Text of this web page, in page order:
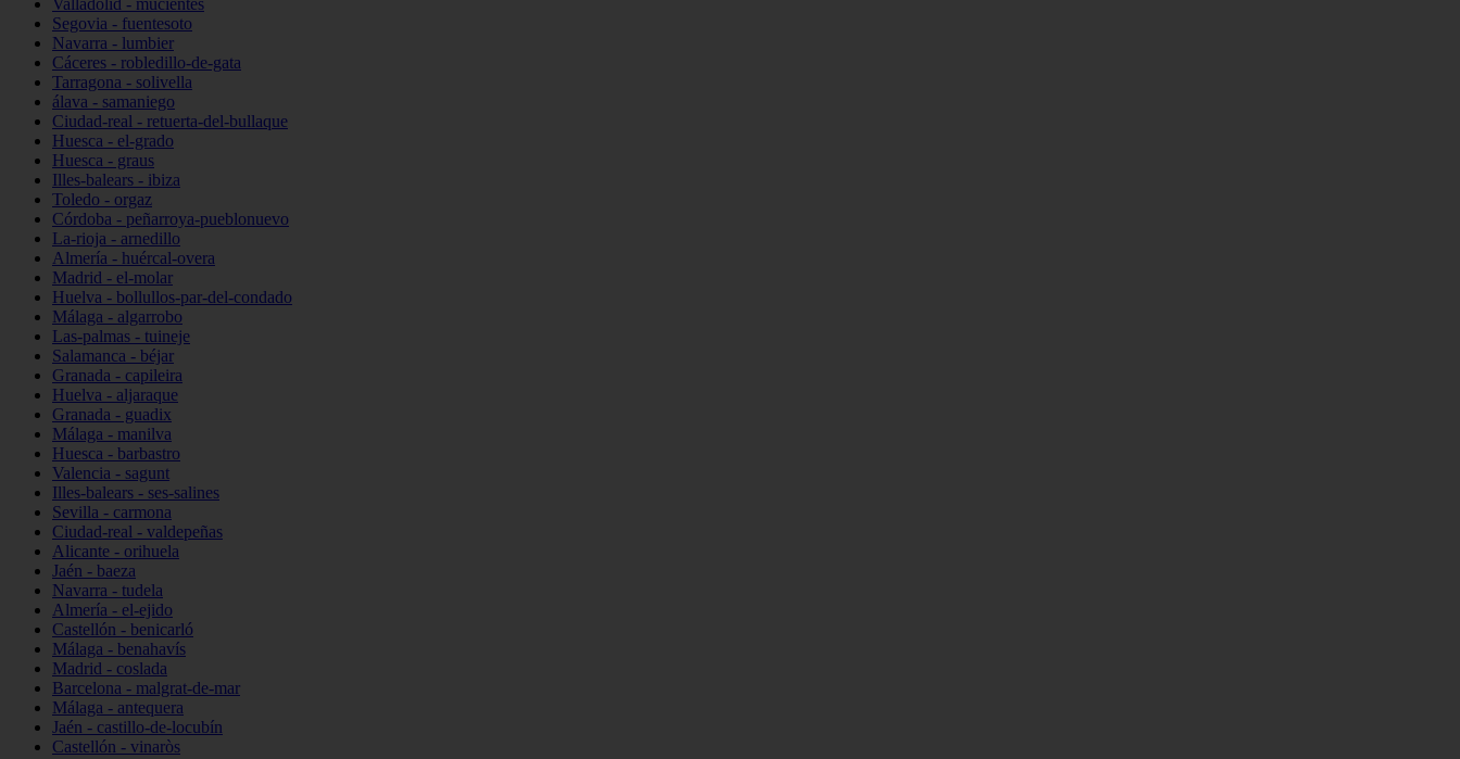
Valladolid - mucientes
Segovia - fuentesoto
Navarra - lumbier
Cáceres - robledillo-de-gata
Tarragona - solivella
álava - samaniego
Ciudad-real - retuerta-del-bullaque
Huesca - el-grado
Huesca - graus
Illes-balears - ibiza
Toledo - orgaz
Córdoba - peñarroya-pueblonuevo
La-rioja - arnedillo
Almería - huércal-overa
Madrid - el-molar
Huelva - bollullos-par-del-condado
Málaga - algarrobo
Las-palmas - tuineje
Salamanca - béjar
Granada - capileira
Huelva - aljaraque
Granada - guadix
Málaga - manilva
Huesca - barbastro
Valencia - sagunt
Illes-balears - ses-salines
Sevilla - carmona
Ciudad-real - valdepeñas
Alicante - orihuela
Jaén - baeza
Navarra - tudela
Almería - el-ejido
Castellón - benicarló
Málaga - benahavís
Madrid - coslada
Barcelona - malgrat-de-mar
Málaga - antequera
Jaén - castillo-de-locubín
Castellón - vinaròs